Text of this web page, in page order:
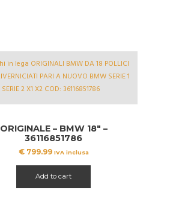
ORIGINALE – BMW 18″ –
36116851786
€799.99 IVA inclusa
Add to cart